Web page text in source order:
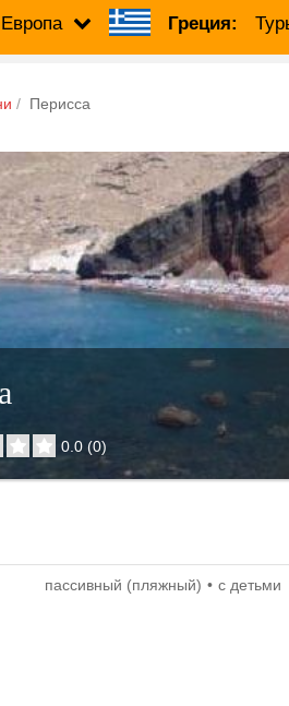
Европа Греция:
Перисса
0.0 (0)
пассивный (пляжный) с детьми